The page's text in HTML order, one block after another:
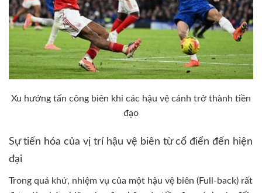
Xu hướng tấn công biên khi các hậu vệ cánh trở thành tiền
đạo
Sự tiến hóa của vị trí hậu vệ biên từ cổ điển đến hiện
đại
Trong quá khứ, nhiệm vụ của một hậu vệ biên (Full-back) rất